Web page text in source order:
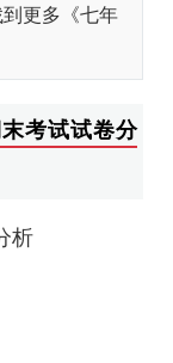
更多《七年
考试试卷分
析